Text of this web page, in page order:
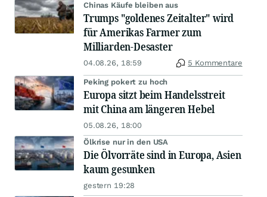
Chinas Käufe bleiben aus
Trumps "goldenes Zeitalter" wird
für Amerikas Farmer zum
Milliarden-Desaster
04.08.26, 18:59 5 Kommentare
Peking pokert zu hoch
Europa sitzt beim Handelsstreit
mit China am längeren Hebel
05.08.26, 18:00
Ölkrise nur in den USA
Die Ölvorräte sind in Europa, Asien
kaum gesunken
gestern 19:28